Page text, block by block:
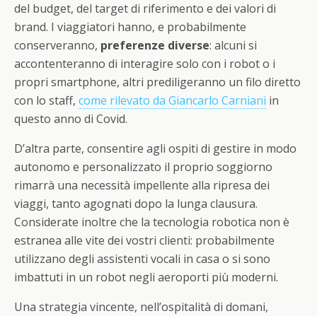
del budget, del target di riferimento e dei valori di
brand. I viaggiatori hanno, e probabilmente
conserveranno, preferenze diverse: alcuni si
accontenteranno di interagire solo con i robot o i
propri smartphone, altri prediligeranno un filo diretto
con lo staff, come rilevato da Giancarlo Carniani in
questo anno di Covid.
D’altra parte, consentire agli ospiti di gestire in modo
autonomo e personalizzato il proprio soggiorno
rimarrà una necessità impellente alla ripresa dei
viaggi, tanto agognati dopo la lunga clausura.
Considerate inoltre che la tecnologia robotica non è
estranea alle vite dei vostri clienti: probabilmente
utilizzano degli assistenti vocali in casa o si sono
imbattuti in un robot negli aeroporti più moderni.
Una strategia vincente, nell’ospitalità di domani,